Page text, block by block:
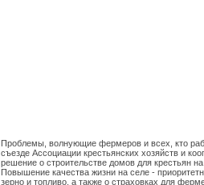
Проблемы, волнующие фермеров и всех, кто
съезде Ассоциации крестьянских хозяйств и
решение о строительстве домов для крестьян
Повышение качества жизни на селе -
зерно и топливо, а также о страховках для